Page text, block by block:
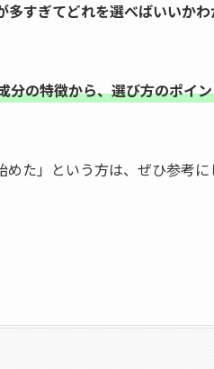
多すぎてどれを選べばいいか
分の特徴から、選び方のポイ
た」という方は、ぜひ参考に